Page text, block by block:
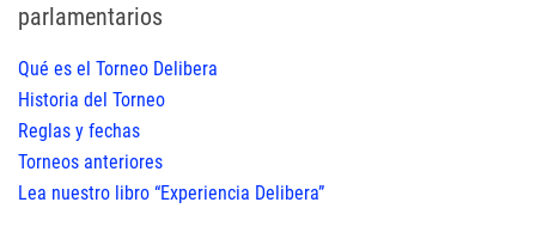
parlamentarios
Qué es el Torneo Delibera
Historia del Torneo
Reglas y fechas
Torneos anteriores
Lea nuestro libro “Experiencia Delibera”